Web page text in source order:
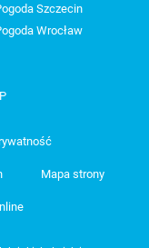
Szczecin
Wrocław
Mapa strony